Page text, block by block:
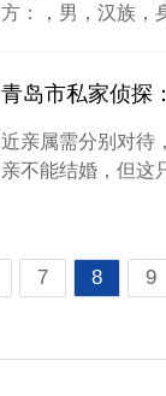
方：，男，汉族，
近亲属需分别对待
亲不能结婚，但这
7 8 9